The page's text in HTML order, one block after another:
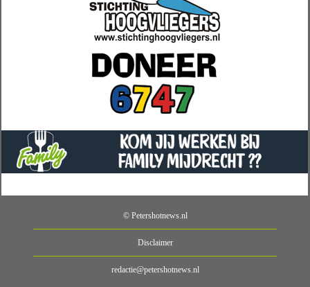
© Petershotnews.nl
Disclaimer
redactie@petershotnews.nl